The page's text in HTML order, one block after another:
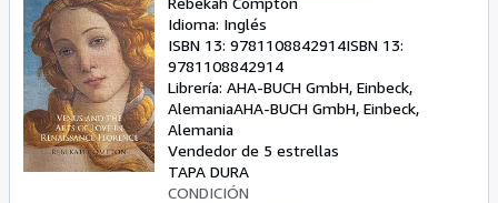
Idioma: Inglés
ISBN 13: 9781108842914ISBN 13:
9781108842914
Librería: AHA-BUCH GmbH, Einbeck,
AlemaniaAHA-BUCH GmbH, Einbeck,
Alemania
Vendedor de 5 estrellas
TAPA DURA
CONDICIÓN